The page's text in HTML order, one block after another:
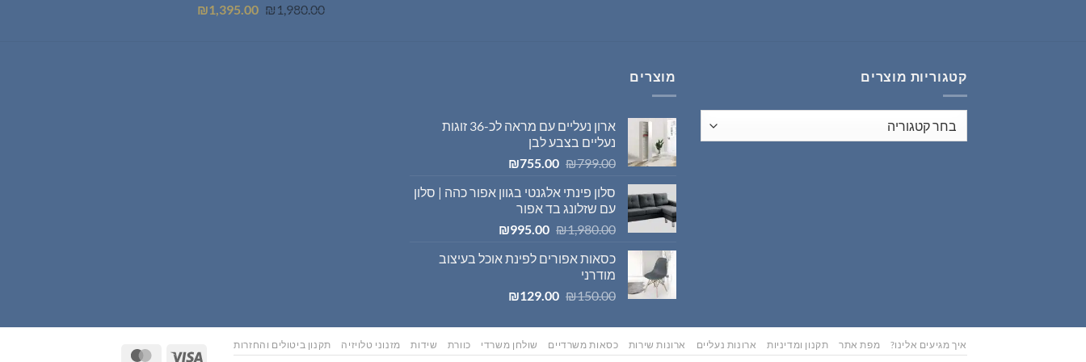
₪ 1,980.00
המחיר
₪1,395.00
המחיר
קטגוריות מוצרים
מוצרים
ארון נעליים עם מראה לכ-36 זוגות
נעליים בצבע לבן
₪799.00
המחיר
היה:
₪799.00.
₪755.00
המחיר
הוא:
סלון פינתי אלגנטי בגוון אפור כהה | סלון
עם שזלונג בד אפור
₪1,980.00
המחיר
היה:
₪995.00
המחיר
הוא:
כסאות אפורים לפינת אוכל בעיצוב
מודרני
₪150.00
המחיר
היה:
₪150.00.
₪129.00
המחיר
הוא:
₪129.00.
Visa
איך מגיעים אלינו? מפת אתר תקנון ומדיניות ארונות נעליים ארונות שירות כסאות משרדיים שולחן משרדי כוורת שידות מזנוני טלויזיה תקנון ביטולים והחזרות